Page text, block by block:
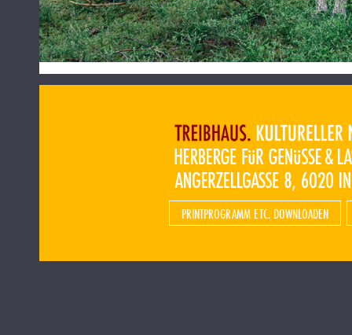
PRINTPROGRAMM ETC. DOWNLOADEN